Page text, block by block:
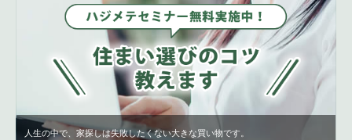
人生の中で、家探しは失敗したくない大きな買い物です。